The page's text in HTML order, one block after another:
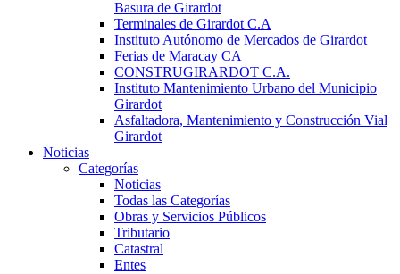
Basura de Girardot
Terminales de Girardot C.A
Instituto Autónomo de Mercados de Girardot
Ferias de Maracay CA
CONSTRUGIRARDOT C.A.
Instituto Mantenimiento Urbano del Municipio
Girardot
Asfaltadora, Mantenimiento y Construcción Vial
Girardot
Noticias
Categorías
Noticias
Todas las Categorías
Obras y Servicios Públicos
Tributario
Catastral
Entes